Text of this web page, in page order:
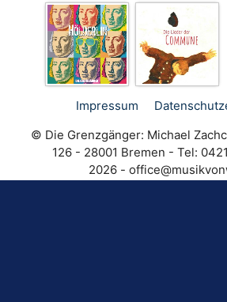
Impressum
© Die Grenzgänger: Michael
126 - 28001 Bremen - Tel:
kisum
@ecif
fo
- 2026